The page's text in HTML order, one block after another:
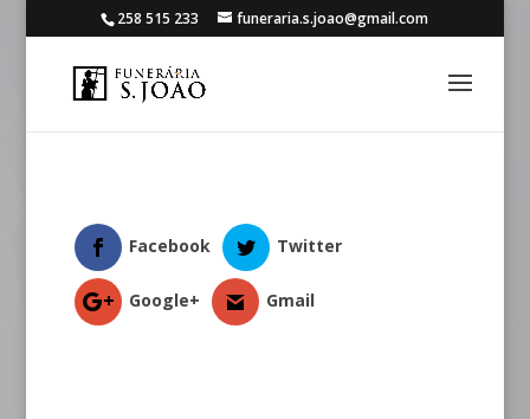
258 515 233 funeraria.s.joao@gmail.com
Facebook Twitter
Google+ Gmail